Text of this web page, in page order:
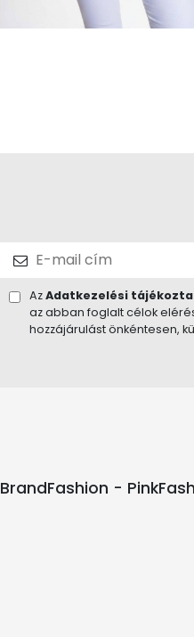
AzAdatkezelési
az abban foglalt célok
hozzájárulást önkéntesen,
BrandFashion -